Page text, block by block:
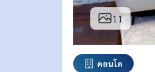
11
คอนโด